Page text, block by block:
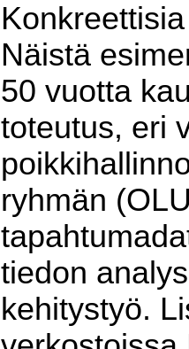
Näistä
50 vuotta
toteutus, eri
ryhmän
tiedon
kehitystyö.